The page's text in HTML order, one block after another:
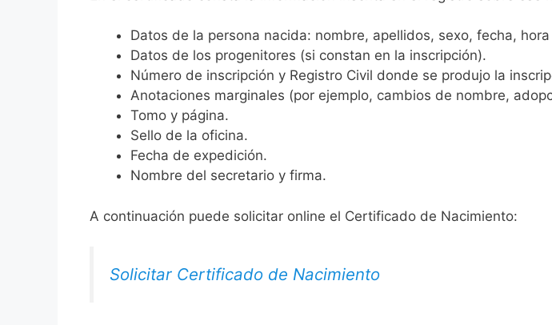
Datos de la persona nacida: nombre, apellidos, sexo, fecha,
Datos de los progenitores (si constan en la inscripción).
Número de inscripción y Registro Civil donde se produjo la
Anotaciones marginales (por ejemplo, cambios de nombre,
Tomo y página.
Sello de la oficina.
Fecha de expedición.
Nombre del secretario y firma.
A continuación puede solicitar online el Certificado de Nacimiento:
Solicitar Certificado de Nacimiento